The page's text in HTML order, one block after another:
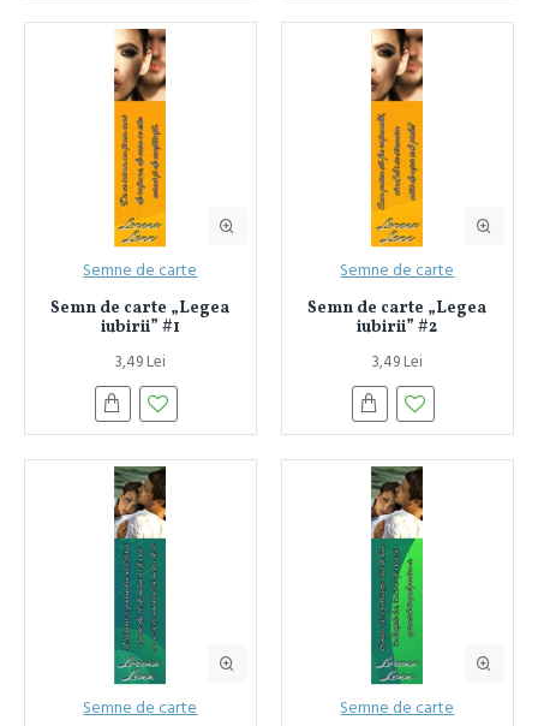
Semne de carte
Semn de carte „Legea
iubirii” #1
3,49 Lei
Semne de carte
Semn de carte „Legea
iubirii” #2
3,49 Lei
Semne de carte Semne de carte